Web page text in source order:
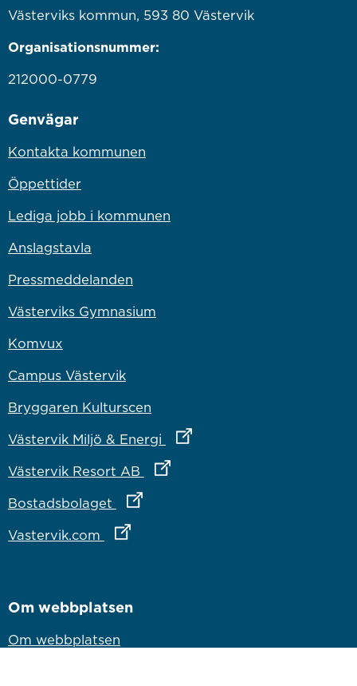
Västerviks kommun, 593 80 Västervik
Organisationsnummer:
212000-0779
Genvägar
Kontakta kommunen
Öppettider
Lediga jobb i kommunen
Anslagstavla
Pressmeddelanden
Västerviks Gymnasium
Komvux
Campus Västervik
Bryggaren Kulturscen
Västervik Miljö & Energi
Länk till annan webbplats
Västervik Resort AB Länk till annan webbplats
Bostadsbolaget Länk till annan webbplats
Vastervik.com Länk till annan webbplats
Om webbplatsen
Om webbplatsen